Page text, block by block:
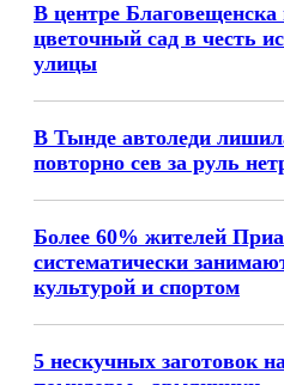
В центре Благовещенска
цветочный сад в честь
улицы
В Тынде автоледи
повторно сев за руль
Более 60% жителей
систематически
культурой и спортом
5 нескучных заготовок